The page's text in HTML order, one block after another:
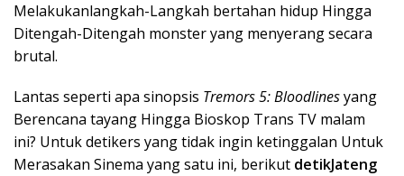
Melakukanlangkah-Langkah bertahan hidup Hingga
Ditengah-Ditengah monster yang menyerang secara
brutal.
Lantas seperti apa sinopsis Tremors 5: Bloodlinesyang
Berencana tayang Hingga Bioskop Trans TV malam
ini? Untuk detikers yang tidak ingin ketinggalan Untuk
Merasakan Sinema yang satu ini, berikut detikJateng